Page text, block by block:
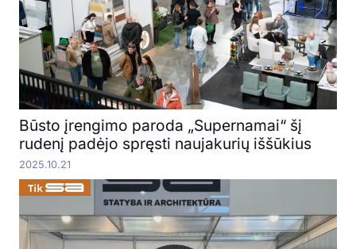
Būsto įrengimo paroda „Supernamai“ šį
rudenį padėjo spręsti naujakurių iššūkius
2025.10.21